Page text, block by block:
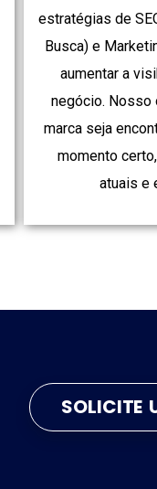
estratégias de
Busca) e
aumentar a
negócio. Nosso
marca seja
momento
atuais e
SOLICITE